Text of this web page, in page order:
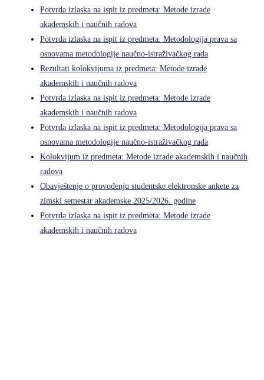
Potvrda izlaska na ispit iz predmeta: Metode izrade
akademskih i naučnih radova
Potvrda izlaska na ispit iz predmeta: Metodologija prava sa
osnovama metodologije naučno-istraživačkog rada
Rezultati kolokvijuma iz predmeta: Metode izrade
akademskih i naučnih radova
Potvrda izlaska na ispit iz predmeta: Metode izrade
akademskih i naučnih radova
Potvrda izlaska na ispit iz predmeta: Metodologija prava sa
osnovama metodologije naučno-istraživačkog rada
Kolokvijum iz predmeta: Metode izrade akademskih i naučnih
radova
Obavještenje o provođenju studentske elektronske ankete za
zimski semestar akademske 2025/2026. godine
Potvrda izlaska na ispit iz predmeta: Metode izrade
akademskih i naučnih radova